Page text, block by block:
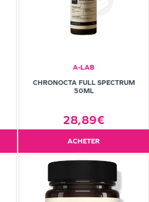
A-LAB
CHRONOCTA FULL SPECTRUM
50ML
28,89€
ACHETER